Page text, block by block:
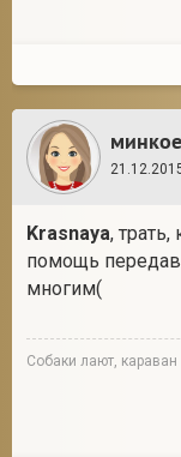
Krasnaya,
помощь
многим(
Собаки лают, караван